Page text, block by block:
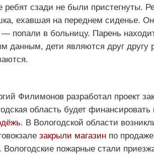
ребят сзади не были пристегнуты.
ехавшая на переднем сиденье.
попали в больницу. Парень
данным, дети являются друг другу
Филимонов разработал проект
область будет
. В Вологодской области
закрыли магазинпо продаже
Вологодские пожарные стали